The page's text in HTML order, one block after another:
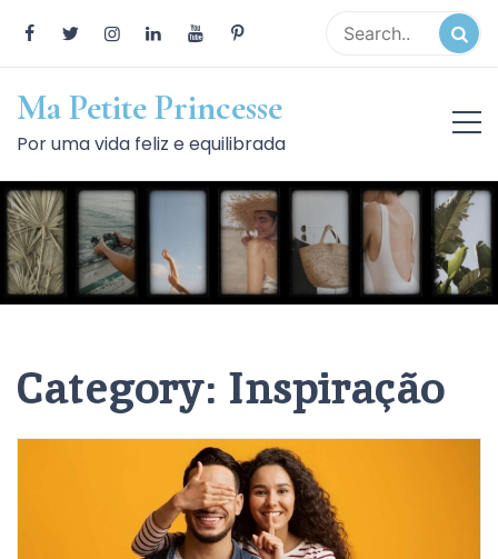
content
Ma Petite Princesse
Por uma vida feliz e equilibrada
Category: Inspiração